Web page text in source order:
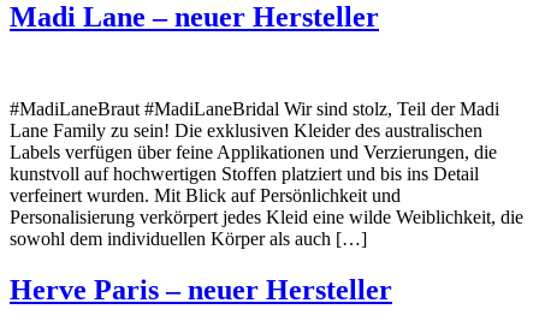
Madi Lane – neuer Hersteller
#MadiLaneBraut #MadiLaneBridal Wir sind stolz, Teil der Madi
Lane Family zu sein! Die exklusiven Kleider des australischen
Labels verfügen über feine Applikationen und Verzierungen, die
kunstvoll auf hochwertigen Stoffen platziert und bis ins Detail
verfeinert wurden. Mit Blick auf Persönlichkeit und
Personalisierung verkörpert jedes Kleid eine wilde Weiblichkeit, die
sowohl dem individuellen Körper als auch […]
Herve Paris – neuer Hersteller